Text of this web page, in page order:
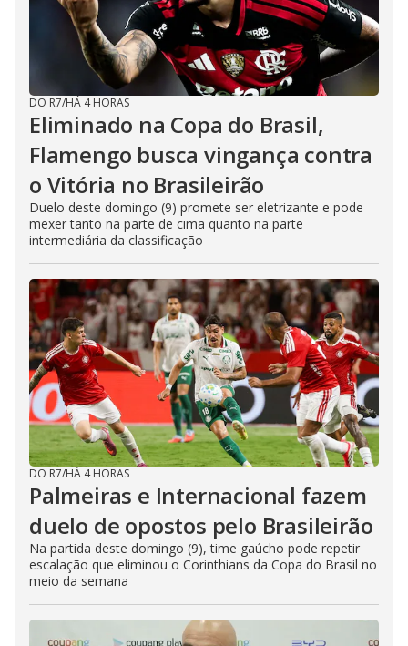
DO R7/HÁ 4 HORAS
Eliminado na Copa do Brasil,
Flamengo busca vingança contra
o Vitória no Brasileirão
Duelo deste domingo (9) promete ser eletrizante e pode
mexer tanto na parte de cima quanto na parte
intermediária da classificação
DO R7/HÁ 4 HORAS
Palmeiras e Internacional fazem
duelo de opostos pelo Brasileirão
Na partida deste domingo (9), time gaúcho pode repetir
escalação que eliminou o Corinthians da Copa do Brasil no
meio da semana